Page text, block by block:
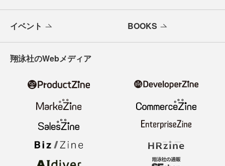
イベント BOOKS
翔泳社のWebメディア